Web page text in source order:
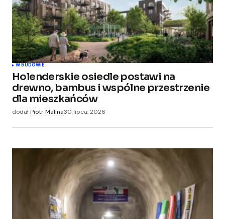
W BUDOWIE
Holenderskie osiedle postawi na
drewno, bambus i wspólne przestrzenie
dla mieszkańców
dodałPiotr Malina30 lipca, 2026